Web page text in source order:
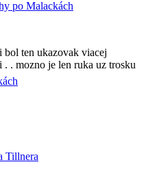
po Malackách
Tillnera
bol ten ukazovak viacej
. mozno je len ruka uz trosku